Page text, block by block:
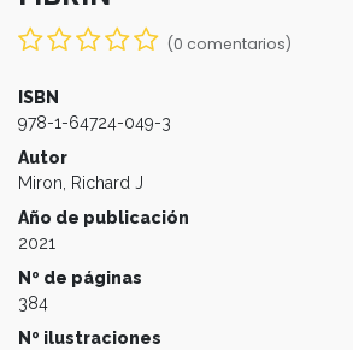
(0 comentarios)
ISBN
978-1-64724-049-3
Autor
Miron, Richard J
Año de publicación
2021
Nº de páginas
384
Nº ilustraciones